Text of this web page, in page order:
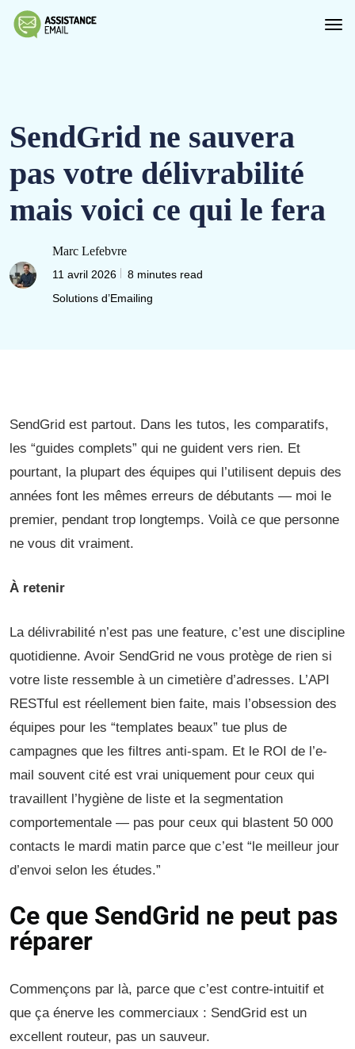
SendGrid ne sauvera
pas votre délivrabilité
mais voici ce qui le fera
Marc Lefebvre
11 avril 2026
8 minutes read
Solutions d’Emailing
SendGrid est partout. Dans les tutos, les comparatifs,
les “guides complets” qui ne guident vers rien. Et
pourtant, la plupart des équipes qui l’utilisent depuis des
années font les mêmes erreurs de débutants — moi le
premier, pendant trop longtemps. Voilà ce que personne
ne vous dit vraiment.
À retenir
La délivrabilité n’est pas une feature, c’est une discipline
quotidienne. Avoir SendGrid ne vous protège de rien si
votre liste ressemble à un cimetière d’adresses. L’API
RESTful est réellement bien faite, mais l’obsession des
équipes pour les “templates beaux” tue plus de
campagnes que les filtres anti-spam. Et le ROI de l’e-
mail souvent cité est vrai uniquement pour ceux qui
travaillent l’hygiène de liste et la segmentation
comportementale — pas pour ceux qui blastent 50 000
contacts le mardi matin parce que c’est “le meilleur jour
d’envoi selon les études.”
Ce que SendGrid ne peut pas
réparer
Commençons par là, parce que c’est contre-intuitif et
que ça énerve les commerciaux : SendGrid est un
excellent routeur, pas un sauveur.